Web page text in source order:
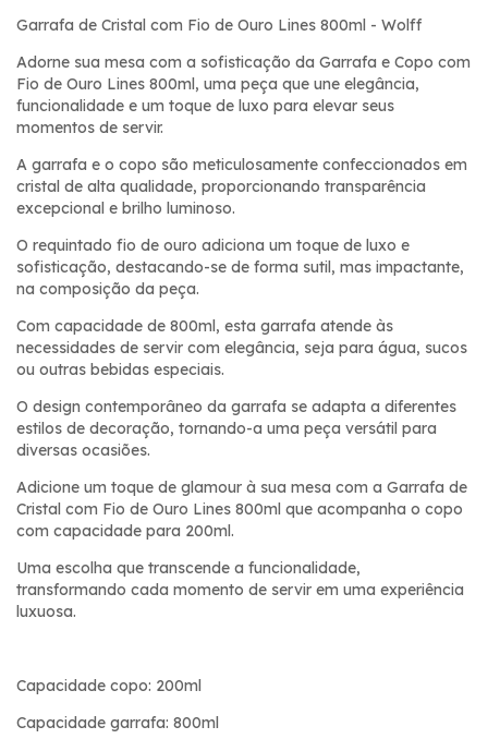
Garrafa de Cristal com Fio de Ouro Lines 800ml - Wolff
Adorne sua mesa com a sofisticação da Garrafa e Copo com
Fio de Ouro Lines 800ml, uma peça que une elegância,
funcionalidade e um toque de luxo para elevar seus
momentos de servir.
A garrafa e o copo são meticulosamente confeccionados em
cristal de alta qualidade, proporcionando transparência
excepcional e brilho luminoso.
O requintado fio de ouro adiciona um toque de luxo e
sofisticação, destacando-se de forma sutil, mas impactante,
na composição da peça.
Com capacidade de 800ml, esta garrafa atende às
necessidades de servir com elegância, seja para água, sucos
ou outras bebidas especiais.
O design contemporâneo da garrafa se adapta a diferentes
estilos de decoração, tornando-a uma peça versátil para
diversas ocasiões.
Adicione um toque de glamour à sua mesa com a Garrafa de
Cristal com Fio de Ouro Lines 800ml que acompanha o copo
com capacidade para 200ml.
Uma escolha que transcende a funcionalidade,
transformando cada momento de servir em uma experiência
luxuosa.
Capacidade copo: 200ml
Capacidade garrafa: 800ml